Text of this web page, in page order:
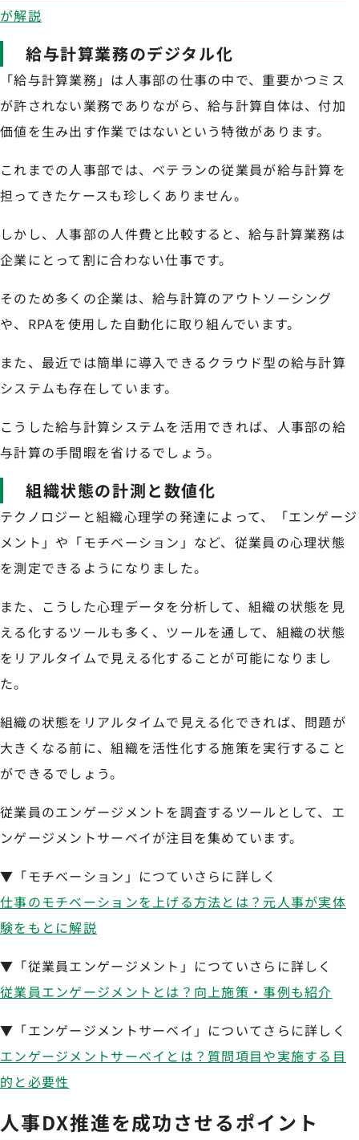
が解説
給与計算業務のデジタル化
「給与計算業務」は人事部の仕事の中で、重要かつミス
が許されない業務でありながら、給与計算自体は、付加
価値を生み出す作業ではないという特徴があります。
これまでの人事部では、ベテランの従業員が給与計算を
担ってきたケースも珍しくありません。
しかし、人事部の人件費と比較すると、給与計算業務は
企業にとって割に合わない仕事です。
そのため多くの企業は、給与計算のアウトソーシング
や、RPAを使用した自動化に取り組んでいます。
また、最近では簡単に導入できるクラウド型の給与計算
システムも存在しています。
こうした給与計算システムを活用できれば、人事部の給
与計算の手間暇を省けるでしょう。
組織状態の計測と数値化
テクノロジーと組織心理学の発達によって、「エンゲージ
メント」や「モチベーション」など、従業員の心理状態
を測定できるようになりました。
また、こうした心理データを分析して、組織の状態を見
える化するツールも多く、ツールを通して、組織の状態
をリアルタイムで見える化することが可能になりまし
た。
組織の状態をリアルタイムで見える化できれば、問題が
大きくなる前に、組織を活性化する施策を実行すること
ができるでしょう。
従業員のエンゲージメントを調査するツールとして、エ
ンゲージメントサーベイが注目を集めています。
▼「モチベーション」につていさらに詳しく
仕事のモチベーションを上げる方法とは？元人事が実体
験をもとに解説
▼「従業員エンゲージメント」につていさらに詳しく
従業員エンゲージメントとは？向上施策・事例も紹介
▼「エンゲージメントサーベイ」についてさらに詳しく
エンゲージメントサーベイとは？質問項目や実施する目
的と必要性
人事DX推進を成功させるポイント